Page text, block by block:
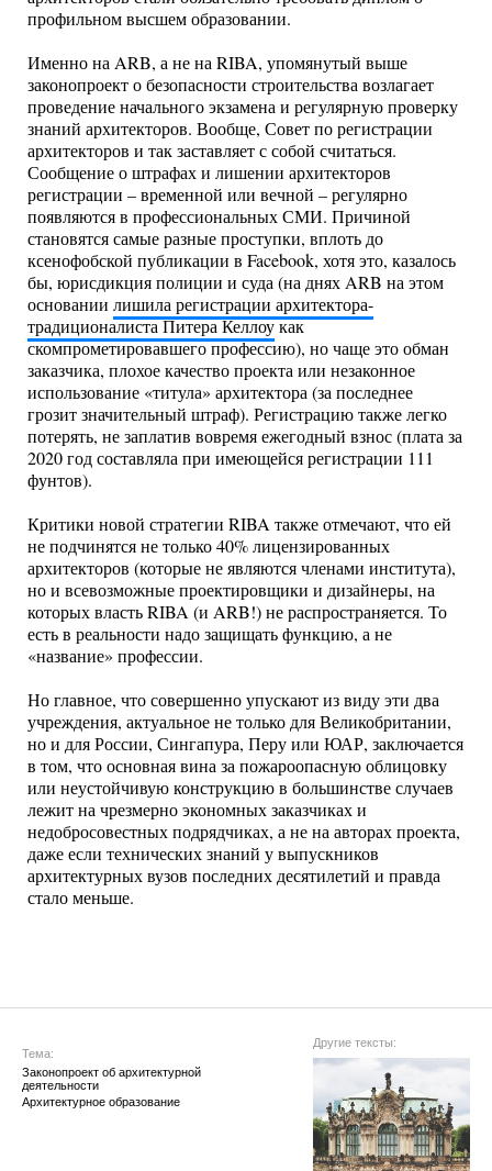
профильном высшем образовании.
Именно на ARB, а не на RIBA, упомянутый выше
законопроект о безопасности строительства возлагает
проведение начального экзамена и регулярную проверку
знаний архитекторов. Вообще, Совет по регистрации
архитекторов и так заставляет с собой считаться.
Сообщение о штрафах и лишении архитекторов
регистрации – временной или вечной – регулярно
появляются в профессиональных СМИ. Причиной
становятся самые разные проступки, вплоть до
ксенофобской публикации в Facebook, хотя это, казалось
бы, юрисдикция полиции и суда (на днях ARB на этом
основании лишила регистрации архитектора-
традиционалиста Питера Келлоукак
скомпрометировавшего профессию), но чаще это обман
заказчика, плохое качество проекта или незаконное
использование «титула» архитектора (за последнее
грозит значительный штраф). Регистрацию также легко
потерять, не заплатив вовремя ежегодный взнос (плата за
2020 год составляла при имеющейся регистрации 111
фунтов).
Критики новой стратегии RIBA также отмечают, что ей
не подчинятся не только 40% лицензированных
архитекторов (которые не являются членами института),
но и всевозможные проектировщики и дизайнеры, на
которых власть RIBA (и ARB!) не распространяется. То
есть в реальности надо защищать функцию, а не
«название» профессии.
Но главное, что совершенно упускают из виду эти два
учреждения, актуальное не только для Великобритании,
но и для России, Сингапура, Перу или ЮАР, заключается
в том, что основная вина за пожароопасную облицовку
или неустойчивую конструкцию в большинстве случаев
лежит на чрезмерно экономных заказчиках и
недобросовестных подрядчиках, а не на авторах проекта,
даже если технических знаний у выпускников
архитектурных вузов последних десятилетий и правда
стало меньше.
Тема:
Законопроект об архитектурной
деятельности
Архитектурное образование
Другие тексты: